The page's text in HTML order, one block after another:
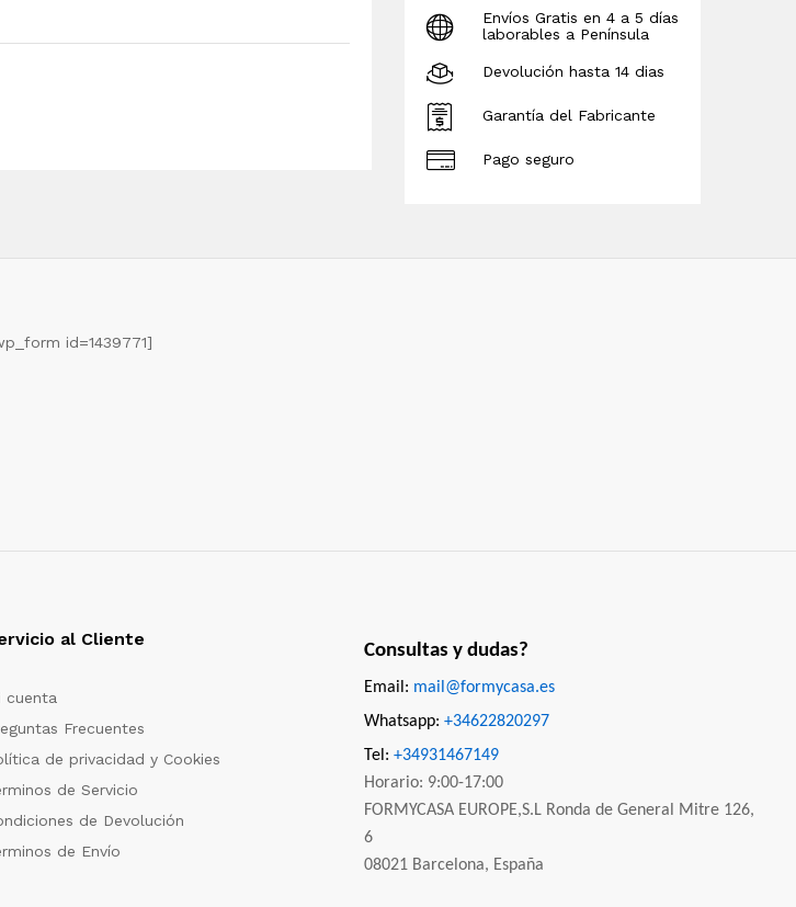
Envíos Gratis en 4 a 5 días
laborables a Península
Devolución hasta 14 dias
Garantía del Fabricante
Pago seguro
id=1439771]
al Cliente
cuenta
Frecuentes
de privacidad y Cookies
de Servicio
de Devolución
de Envío
Consultas y dudas?
Email: mail@formycasa.es
Whatsapp: +34622820297
Tel: +34931467149
Horario: 9:00-17:00
FORMYCASA EUROPE,S.L Ronda de General Mitre 126,
6
08021 Barcelona, España